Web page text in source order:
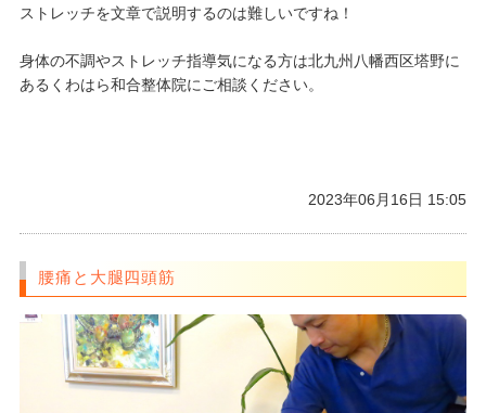
ストレッチを文章で説明するのは難しいですね！
身体の不調やストレッチ指導気になる方は北九州八幡西区塔野に
あるくわはら和合整体院にご相談ください。
2023年06月16日 15:05
腰痛と大腿四頭筋